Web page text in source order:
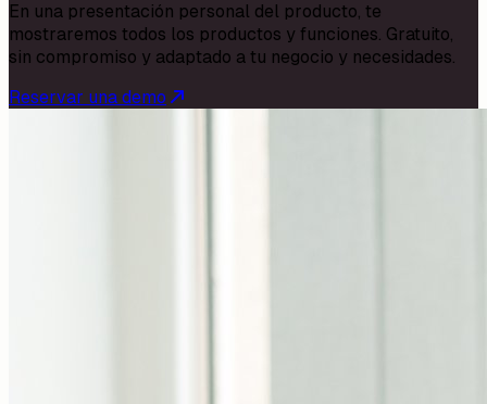
En una presentación personal del producto, te
mostraremos todos los productos y funciones. Gratuito,
sin compromiso y adaptado a tu negocio y necesidades.
Reservar una demo